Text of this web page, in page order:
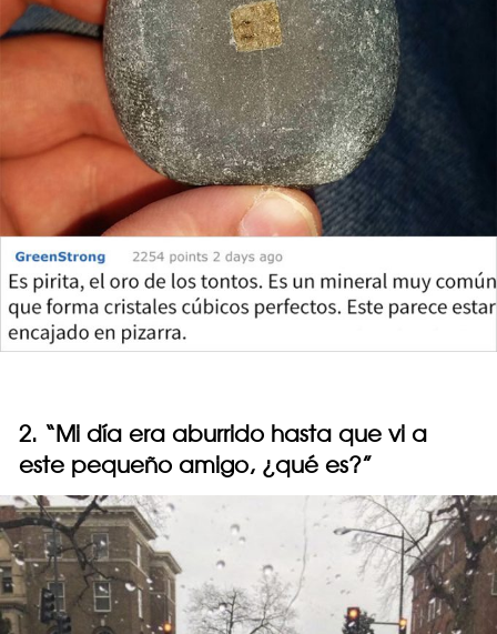
2. “Mi día era aburrido hasta que vi a
este pequeño amigo, ¿qué es?”